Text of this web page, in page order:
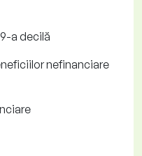
a decilă
nefinanciare